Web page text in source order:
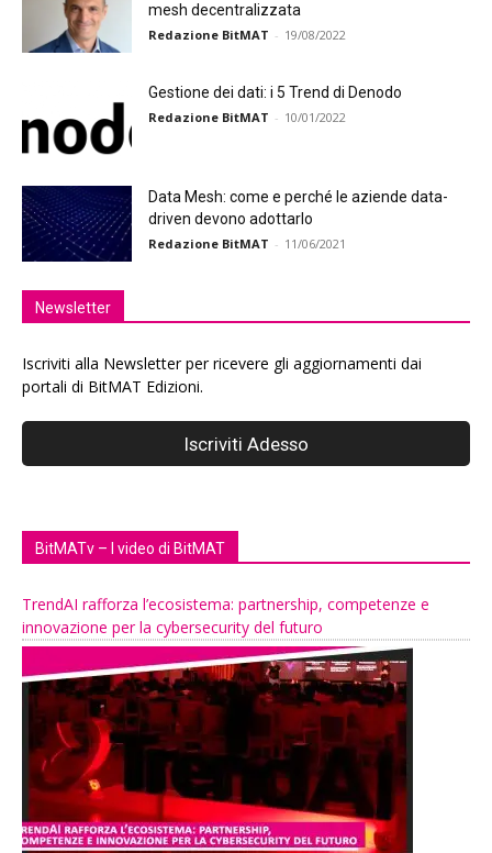
mesh decentralizzata
Redazione BitMAT - 19/08/2022
Gestione dei dati: i 5 Trend di Denodo
Redazione BitMAT - 10/01/2022
Data Mesh: come e perché le aziende data-
driven devono adottarlo
Redazione BitMAT - 11/06/2021
Newsletter
Iscriviti alla Newsletter per ricevere gli aggiornamenti dai
portali di BitMAT Edizioni.
BitMATv – I video di BitMAT
TrendAI rafforza l’ecosistema: partnership, competenze e
innovazione per la cybersecurity del futuro